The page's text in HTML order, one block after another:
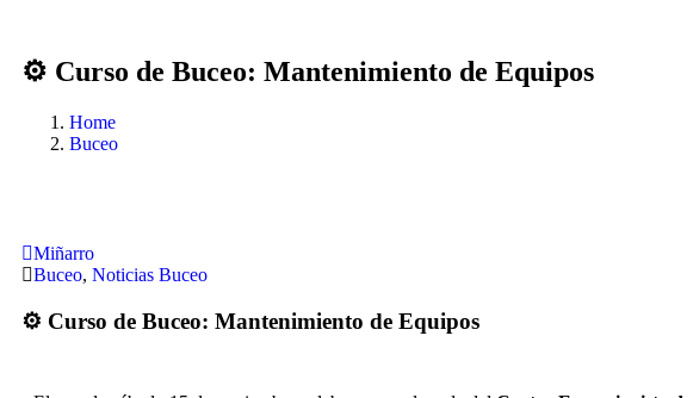
⚙️ Curso de Buceo: Mantenimiento de Equipos
Home
Buceo
Miñarro
Buceo, Noticias Buceo
⚙️ Curso de Buceo: Mantenimiento de Equipos